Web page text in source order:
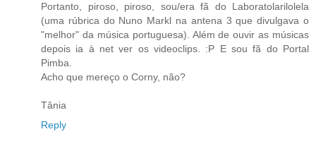
Portanto, piroso, piroso, sou/era fã do Laboratolarilolela
(uma rúbrica do Nuno Markl na antena 3 que divulgava o
"melhor" da música portuguesa). Além de ouvir as músicas
depois ia à net ver os videoclips. :P E sou fã do Portal
Pimba.
Acho que mereço o Corny, não?
Tânia
Reply